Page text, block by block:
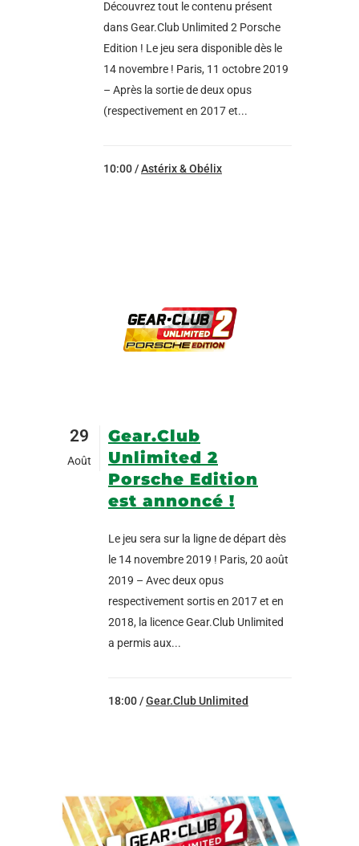
Découvrez tout le contenu présent
dans Gear.Club Unlimited 2 Porsche
Edition ! Le jeu sera disponible dès le
14 novembre ! Paris, 11 octobre 2019
– Après la sortie de deux opus
(respectivement en 2017 et...
10:00 /Astérix & Obélix
29
Août
Gear.Club
Unlimited 2
Porsche Edition
est annoncé !
Le jeu sera sur la ligne de départ dès
le 14 novembre 2019 ! Paris, 20 août
2019 – Avec deux opus
respectivement sortis en 2017 et en
2018, la licence Gear.Club Unlimited
a permis aux...
18:00 /Gear.Club Unlimited